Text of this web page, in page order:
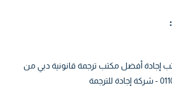
إجادة أفضل مكتب ترجمة قانونية دبي من